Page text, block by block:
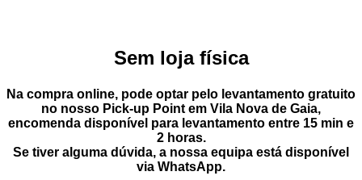
Sem loja física
Na compra online, pode optar pelo levantamento gratuito
no nosso Pick-up Point em Vila Nova de Gaia,
encomenda disponível para levantamento entre 15 min e
2 horas.
Se tiver alguma dúvida, a nossa equipa está disponível
via WhatsApp.